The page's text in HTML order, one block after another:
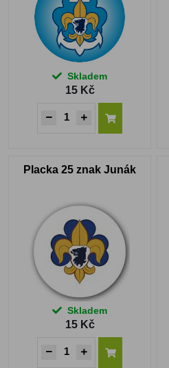
Skladem
15 Kč
Placka 25 znak Junák
Skladem
15 Kč